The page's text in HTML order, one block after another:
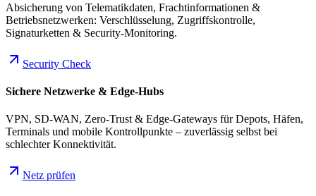
Absicherung von Telematikdaten, Frachtinformationen &
Betriebsnetzwerken: Verschlüsselung, Zugriffskontrolle,
Signaturketten & Security-Monitoring.
Security Check
Sichere Netzwerke & Edge-Hubs
VPN, SD-WAN, Zero-Trust & Edge-Gateways für Depots, Häfen,
Terminals und mobile Kontrollpunkte – zuverlässig selbst bei
schlechter Konnektivität.
Netz prüfen